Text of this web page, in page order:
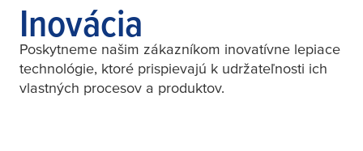
Inovácia
Poskytneme našim zákazníkom inovatívne lepiace
technológie, ktoré prispievajú k udržateľnosti ich
vlastných procesov a produktov.